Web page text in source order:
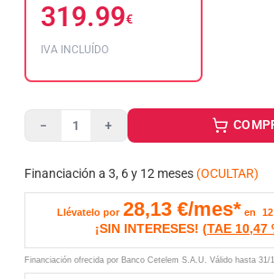
319.99€
IVA INCLUÍDO
− +
Financiación a 3, 6 y 12 meses (OCULTAR)
Llévatelo por 28,13 €/mes* en
¡SIN INTERESES! (TAE 10,47
Financiación ofrecida por Banco Cetelem S.A.U. Válido hasta 31/